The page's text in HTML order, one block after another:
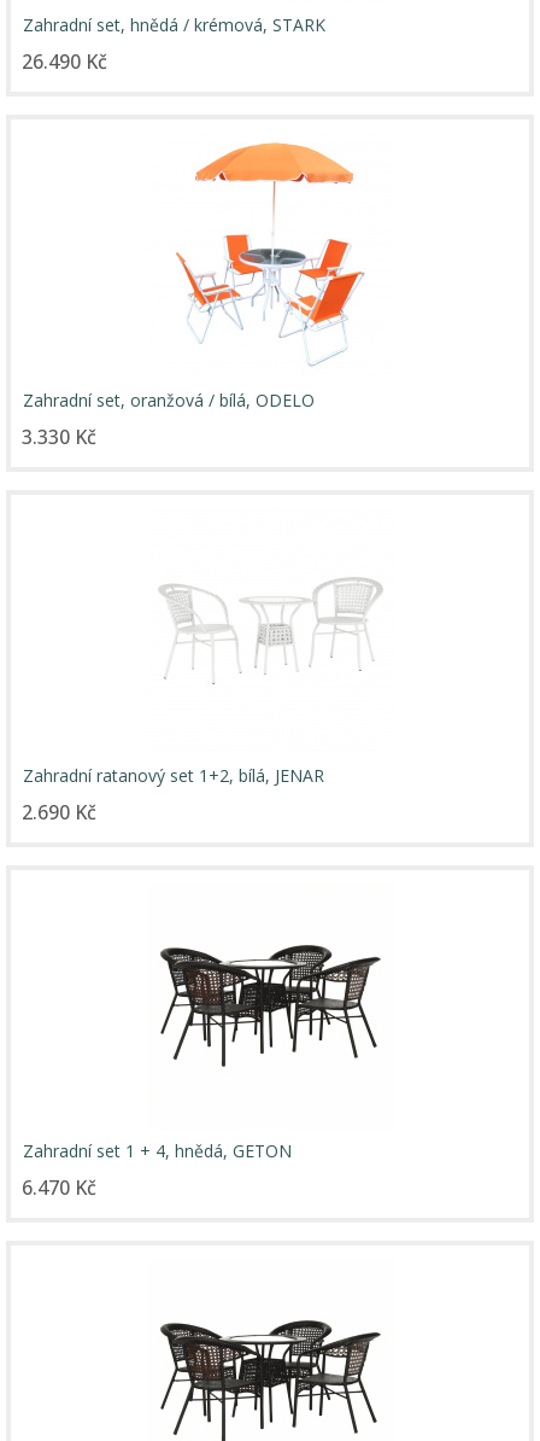
Zahradní set, hnědá / krémová, STARK
26.490 Kč
Zahradní set, oranžová / bílá, ODELO
3.330 Kč
Zahradní ratanový set 1+2, bílá, JENAR
2.690 Kč
Zahradní set 1 + 4, hnědá, GETON
6.470 Kč